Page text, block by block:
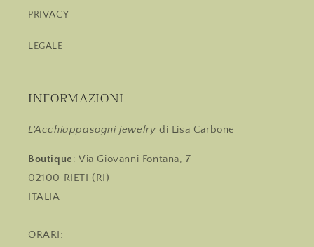
PRIVACY
LEGALE
INFORMAZIONI
L'Acchiappasogni jewelry di Lisa Carbone
Boutique: Via Giovanni Fontana, 7
02100 RIETI (RI)
ITALIA
ORARI: